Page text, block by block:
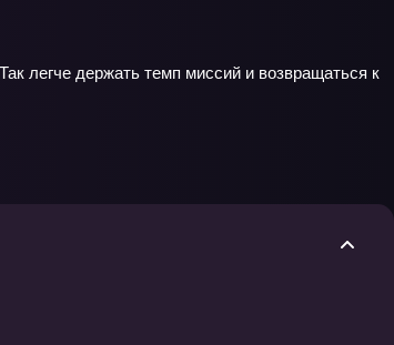
легче держать темп миссий и возвращаться к